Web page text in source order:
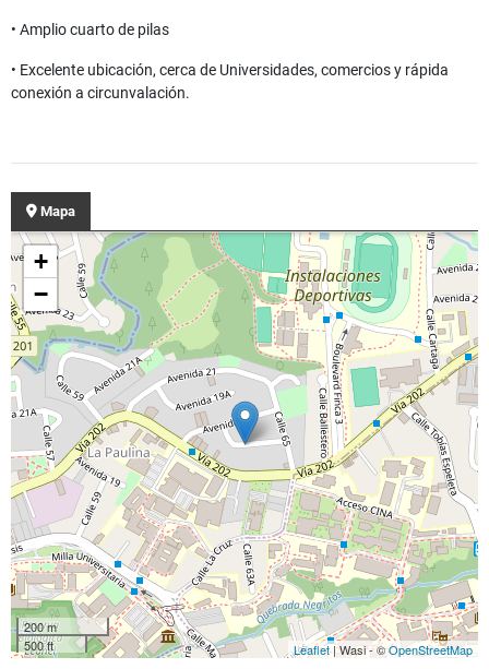
• Amplio cuarto de pilas
• Excelente ubicación, cerca de Universidades, comercios y rápida
conexión a circunvalación.
Mapa
+
−
200 m
500 ft
Leaflet| Wasi - ©OpenStreetMap